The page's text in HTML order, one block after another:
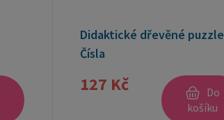
Didaktické dřevěné puzzle
Čísla
127 Kč
Do
košíku